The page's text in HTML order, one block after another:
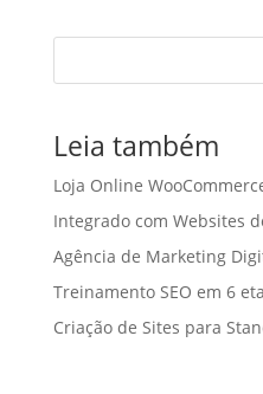
Leia também
Loja Online
Integrado com Websites
Agência de Marketing
Treinamento SEO em 6
Criação de Sites para